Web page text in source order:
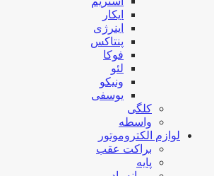
ایکار
اینرژی
پنتاکس
فوکا
لئو
ونیکو
یوسفی
کلگی
واسطه
لوازم الکتروموتور
براکت عقب
پایه